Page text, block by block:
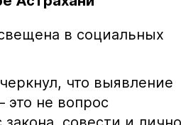
в социальных
что выявление
не вопрос